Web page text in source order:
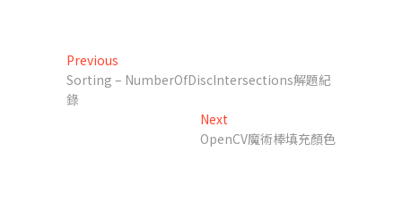
文
章
Previous
post:
Sorting – NumberOfDiscIntersections解題紀
錄
Next
post:
OpenCV魔術棒填充顏色